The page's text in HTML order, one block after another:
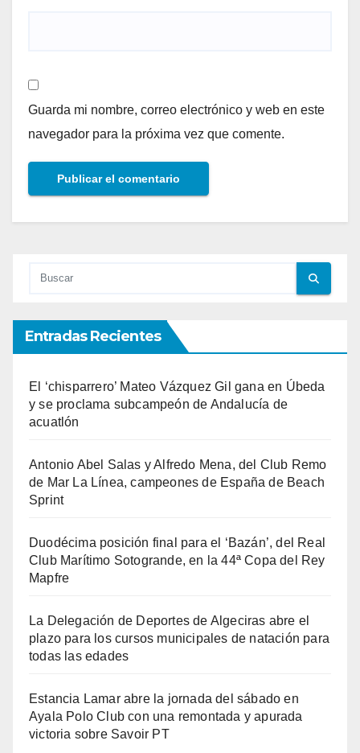
Guarda mi nombre, correo electrónico y web en este
navegador para la próxima vez que comente.
Entradas Recientes
El ‘chisparrero’ Mateo Vázquez Gil gana en Úbeda
y se proclama subcampeón de Andalucía de
acuatlón
Antonio Abel Salas y Alfredo Mena, del Club Remo
de Mar La Línea, campeones de España de Beach
Sprint
Duodécima posición final para el ‘Bazán’, del Real
Club Marítimo Sotogrande, en la 44ª Copa del Rey
Mapfre
La Delegación de Deportes de Algeciras abre el
plazo para los cursos municipales de natación para
todas las edades
Estancia Lamar abre la jornada del sábado en
Ayala Polo Club con una remontada y apurada
victoria sobre Savoir PT